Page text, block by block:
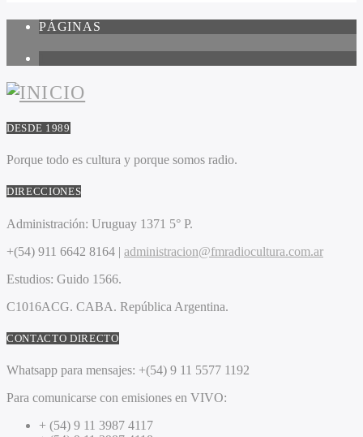
PÁGINAS
DESDE 1989
Porque todo es cultura y porque somos radio.
DIRECCIONES
Administración: Uruguay 1371 5° P.
+(54) 911 6642 8164 | administracion@fmradiocultura.com.ar
Estudios: Guido 1566.
C1016ACG. CABA. República Argentina.
CONTACTO DIRECTO
Whatsapp para mensajes: +(54) 9 11 5577 1192
Para comunicarse con emisiones en VIVO:
+ (54) 9 11 3987 4117